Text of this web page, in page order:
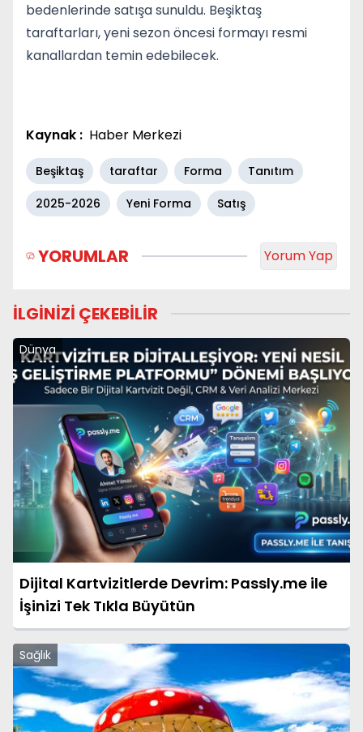
bedenlerinde satışa sunuldu. Beşiktaş
taraftarları, yeni sezon öncesi formayı resmi
kanallardan temin edebilecek.
Kaynak : Haber Merkezi
Beşiktaş taraftar Forma
Tanıtım
2025-2026
Yeni Forma Satış
YORUMLAR Yorum Yap
İLGİNİZİ ÇEKEBİLİR
Dünya
Dijital Kartvizitlerde Devrim: Passly.me ile
İşinizi Tek Tıkla Büyütün
Sağlık